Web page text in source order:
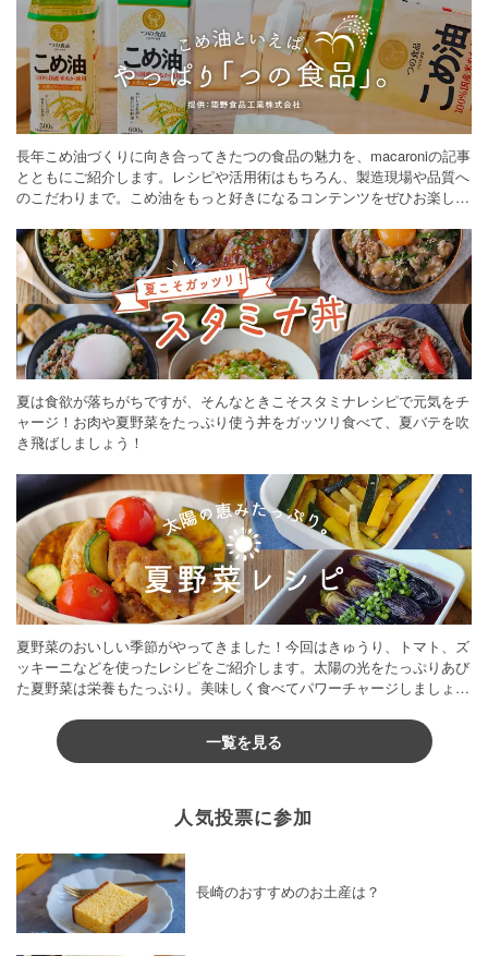
長年こめ油づくりに向き合ってきたつの食品の魅力を、macaroniの記事
とともにご紹介します。レシピや活用術はもちろん、製造現場や品質へ
のこだわりまで。こめ油をもっと好きになるコンテンツをぜひお楽しみ
夏は食欲が落ちがちですが、そんなときこそスタミナレシピで元気をチ
ャージ！お肉や夏野菜をたっぷり使う丼をガッツリ食べて、夏バテを吹
き飛ばしましょう！
夏野菜のおいしい季節がやってきました！今回はきゅうり、トマト、ズ
ッキーニなどを使ったレシピをご紹介します。太陽の光をたっぷりあび
た夏野菜は栄養もたっぷり。美味しく食べてパワーチャージしましょう
一覧を見る
人気投票に参加
長崎のおすすめのお土産は？